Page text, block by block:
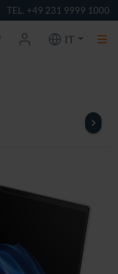
TEL. +49 231 9999 1000
IT